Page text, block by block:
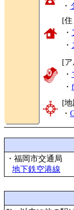
・
[
・
・
[
・
・
[
・
・福岡市交通局
地下鉄空港線